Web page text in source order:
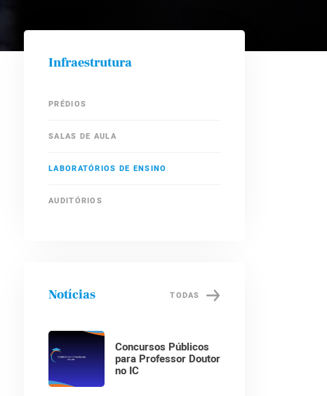
Infraestrutura
PRÉDIOS
SALAS DE AULA
LABORATÓRIOS DE ENSINO
AUDITÓRIOS
Notícias TODAS
Concursos Públicos
para Professor Doutor
no IC